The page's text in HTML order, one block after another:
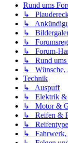
Rund ums
↳
↳
↳
↳
↳ Forum-
↳ Rund ums
↳ Wünsche,
Technik
↳ Auspuff
↳ Elektrik &
↳ Motor &
↳ Reifen &
↳
↳ Fahrwerk,